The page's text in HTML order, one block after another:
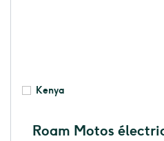
Kenya
Roam Motos